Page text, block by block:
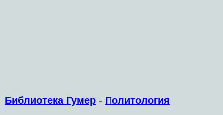
Библиотека Гумер - Политология